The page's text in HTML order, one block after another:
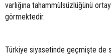
varlığına tahammülsüzlüğünü
görmektedir.
Türkiye siyasetinde geçmişte de